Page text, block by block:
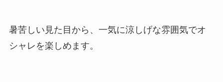
暑苦しい見た目から、一気に涼しげな雰囲気でオ
シャレを楽しめます。